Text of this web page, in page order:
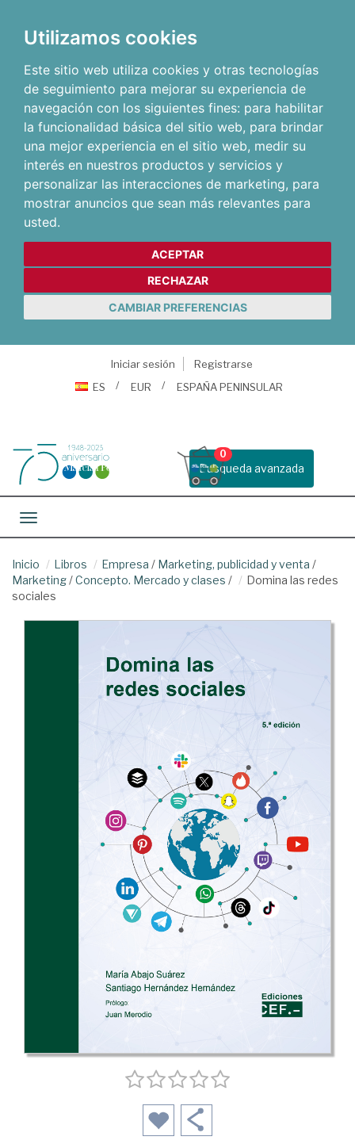
Utilizamos cookies
Este sitio web utiliza cookies y otras tecnologías
de seguimiento para mejorar su experiencia de
navegación con los siguientes fines: para habilitar
la funcionalidad básica del sitio web, para brindar
una mejor experiencia en el sitio web, medir su
interés en nuestros productos y servicios y
personalizar las interacciones de marketing, para
mostrar anuncios que sean más relevantes para
usted.
ACEPTAR
RECHAZAR
CAMBIAR PREFERENCIAS
Iniciar sesión
Registrarse
ES
EUR ESPAÑA PENINSULAR
Busqueda avanzada
0
Toggle navigation
Inicio Libros Empresa / Marketing, publicidad y venta /
Marketing/Concepto. Mercado y clases /
Domina las redes
sociales